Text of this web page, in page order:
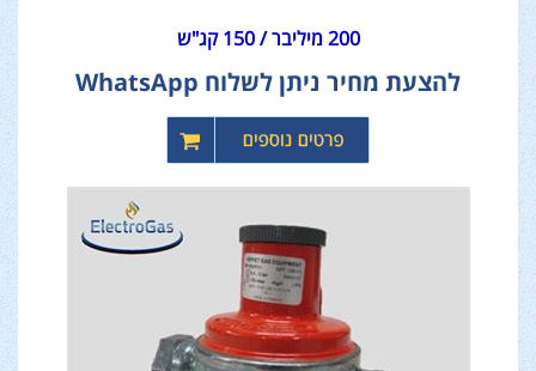
200 מיליבר / 150 קג"ש
להצעת מחיר ניתן לשלוח WhatsApp